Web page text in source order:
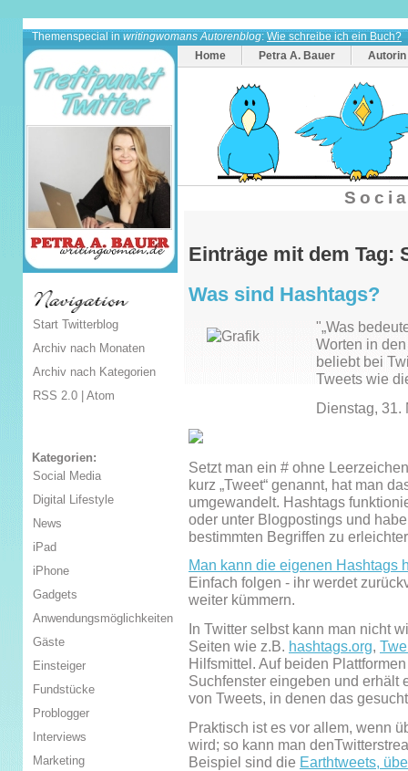
Themenspecial in writingwomans Autorenblog: Wie schreibe ich ein Buch?
Home
Petra A. Bauer Autorin
Einträge mit dem Tag:
Was sind Hashtags?
"„Was
Worten in
beliebt bei
Tweets wie
Dienstag, 31.
Setzt man ein # ohne
kurz „Tweet“ genannt, hat man
umgewandelt. Hashtags
oder unter Blogpostings und
bestimmten Begriffen zu
Man kann die eigenen Hashtags
Einfach folgen - ihr werdet
weiter kümmern.
In Twitter selbst kann man nicht
Seiten wie z.B. hashtags.org,
Hilfsmittel. Auf beiden
Suchfenster eingeben und erhält
von Tweets, in denen das
Praktisch ist es vor allem, wenn
wird; so kann man
Beispiel sind die Earthtweets,
Start Twitterblog
Archiv nach Monaten
Archiv nach Kategorien
RSS 2.0 | Atom
Kategorien:
Social Media
Digital Lifestyle
News
iPad
iPhone
Gadgets
Anwendungsmöglichkeiten
Gäste
Einsteiger
Fundstücke
Problogger
Interviews
Marketing